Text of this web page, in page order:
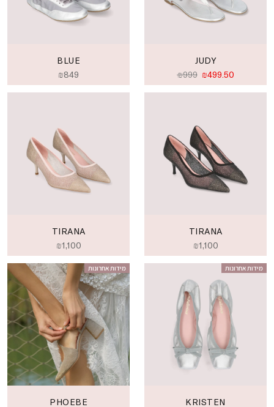
BLUE
₪849
JUDY
₪999 ₪499.50
TIRANA
₪1,100
TIRANA
₪1,100
מידות אחרונות
PHOEBE
מידות אחרונות
KRISTEN